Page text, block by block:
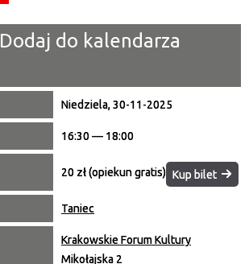
Organizator
Dodaj do kalendarza
Niedziela, 30-11-2025
16:30 — 18:00
20 zł (opiekun gratis) Kup bilet
Taniec
Krakowskie Forum Kultury
Mikołajska 2